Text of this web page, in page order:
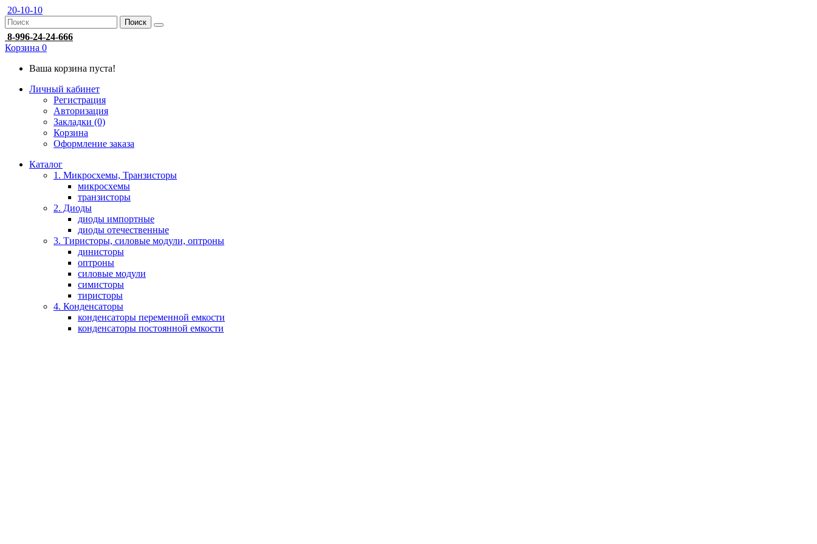
20-10-10
Поиск
8-996-24-24-666
Корзина 0
Ваша корзина пуста!
Личный кабинет
Регистрация
Авторизация
Закладки (0)
Корзина
Оформление заказа
Каталог
1. Микросхемы, Транзисторы
микросхемы
транзисторы
2. Диоды
диоды импортные
диоды отечественные
3. Тиристоры, силовые модули, оптроны
динисторы
оптроны
силовые модули
симисторы
тиристоры
4. Конденсаторы
конденсаторы переменной емкости
конденсаторы постоянной емкости